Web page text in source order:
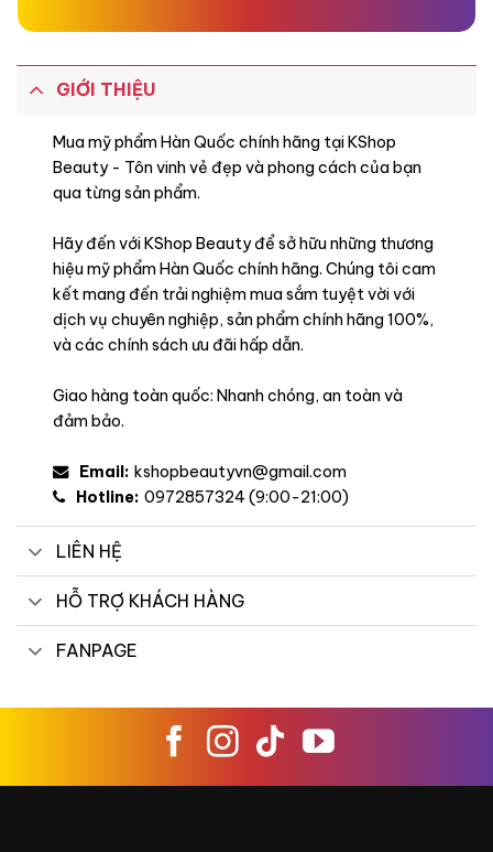
GIỚI THIỆU
Mua mỹ phẩm Hàn Quốc chính hãng tại KShop
Beauty - Tôn vinh vẻ đẹp và phong cách của bạn
qua từng sản phẩm.
Hãy đến với KShop Beauty để sở hữu những thương
hiệu mỹ phẩm Hàn Quốc chính hãng. Chúng tôi cam
kết mang đến trải nghiệm mua sắm tuyệt vời với
dịch vụ chuyên nghiệp, sản phẩm chính hãng 100%,
và các chính sách ưu đãi hấp dẫn.
Giao hàng toàn quốc: Nhanh chóng, an toàn và
đảm bảo.
Email: kshopbeautyvn@gmail.com
Hotline: 0972857324 (9:00-21:00)
LIÊN HỆ
HỖ TRỢ KHÁCH HÀNG
FANPAGE